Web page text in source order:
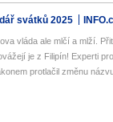
svátků 2025
vláda ale mlčí a mlží.
je z Filipín! Experti
protlačil změnu